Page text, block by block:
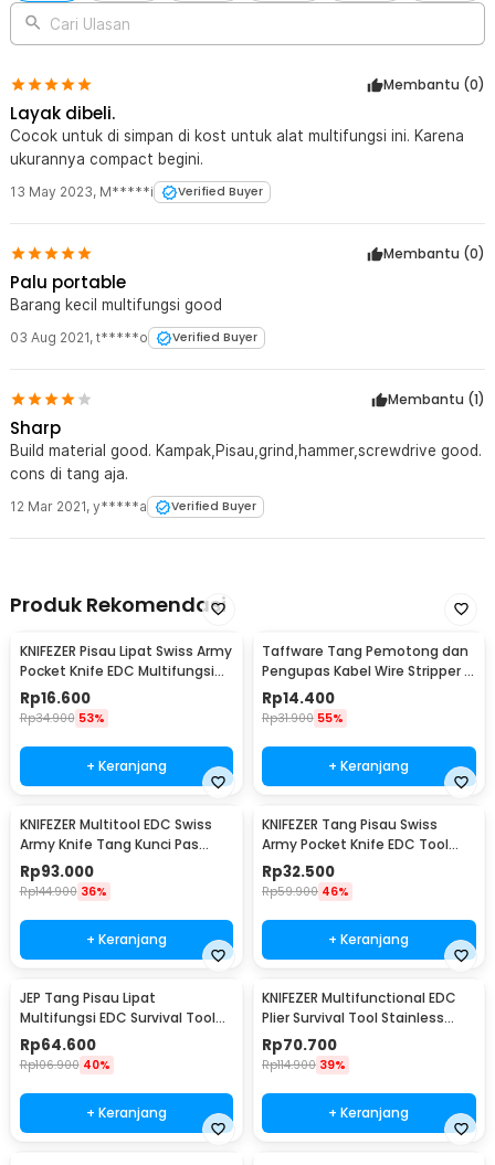
Cari Ulasan
Membantu (0)
Layak dibeli.
Cocok untuk di simpan di kost untuk alat multifungsi ini. Karena
ukurannya compact begini.
13 May 2023, M*****i Verified Buyer
Membantu (0)
Palu portable
Barang kecil multifungsi good
03 Aug 2021, t*****o Verified Buyer
Membantu (1)
Sharp
Build material good. Kampak,Pisau,grind,hammer,screwdrive good.
cons di tang aja.
12 Mar 2021, y*****a Verified Buyer
Produk Rekomendasi
KNIFEZER Pisau Lipat Swiss Army
Pocket Knife EDC Multifungsi
11in1 - A3011
Rp16.600
Rp34.900 53%
+ Keranjang
Taffware Tang Pemotong dan
Pengupas Kabel Wire Stripper 7
Slot - JM-CT4-12
Rp14.400
Rp31.900 55%
+ Keranjang
KNIFEZER Multitool EDC Swiss
Army Knife Tang Kunci Pas
Stainless Steel - MPG05
Rp93.000
Rp144.900 36%
+ Keranjang
KNIFEZER Tang Pisau Swiss
Army Pocket Knife EDC Tool
Stainless Steel - A3009
Rp32.500
Rp59.900 46%
+ Keranjang
JEP Tang Pisau Lipat
Multifungsi EDC Survival Tool
Stainless Steel - MPA22S
Rp64.600
Rp106.900 40%
+ Keranjang
KNIFEZER Multifunctional EDC
Plier Survival Tool Stainless
Steel - MPA21
Rp70.700
Rp114.900 39%
+ Keranjang